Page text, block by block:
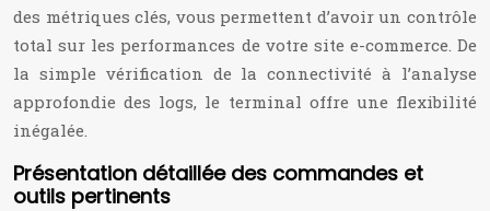
des métriques clés, vous permettent d’avoir un contrôle
total sur les performances de votre site e-commerce. De
la simple vérification de la connectivité à l’analyse
approfondie des logs, le terminal offre une flexibilité
inégalée.
Présentation détaillée des commandes et
outils pertinents